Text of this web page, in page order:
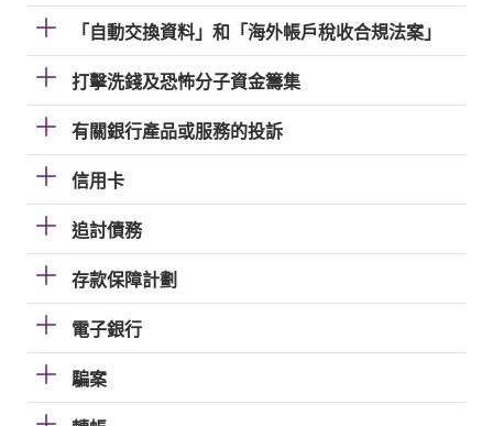
「自動交換資料」和「海外帳戶稅收合規法案」
打擊洗錢及恐怖分子資金籌集
有關銀行產品或服務的投訴
信用卡
追討債務
存款保障計劃
電子銀行
騙案